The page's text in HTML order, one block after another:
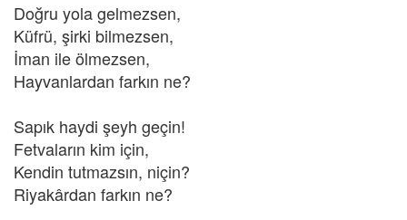
Doğru yola gelmezsen,
Küfrü, şirki bilmezsen,
İman ile ölmezsen,
Hayvanlardan farkın ne?
Sapık haydi şeyh geçin!
Fetvaların kim için,
Kendin tutmazsın, niçin?
Riyakârdan farkın ne?